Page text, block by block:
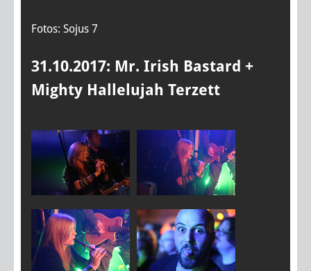
Fotos: Sojus 7
31.10.2017: Mr. Irish Bastard +
Mighty Hallelujah Terzett